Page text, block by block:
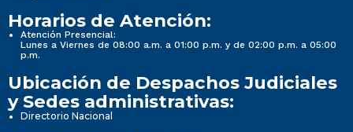
Horarios de Atención:
Atención Presencial:
Lunes a Viernes de 08:00 a.m. a 01:00 p.m. y de 02:00 p.m. a 05:00
p.m.
Ubicación de Despachos Judiciales
y Sedes administrativas:
Directorio Nacional